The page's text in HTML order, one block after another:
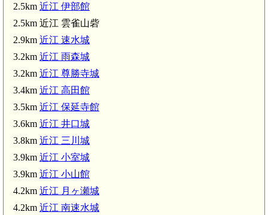
虎姫駅(4.4km)
近江 大寺城(4.4km)
2.5km 近江 伊部館
2.5km 近江 雲雀山砦
2.9km 近江 速水城
3.2km 近江 雨森城
3.2km 近江 尊勝寺城
3.4km 近江 高田館
3.5km 近江 保延寺館
3.6km 近江 井口城
3.8km 近江 三川城
3.9km 近江 小室城
3.9km 近江 小山館
4.2km 近江 月ヶ瀬城
4.2km 近江 南速水城